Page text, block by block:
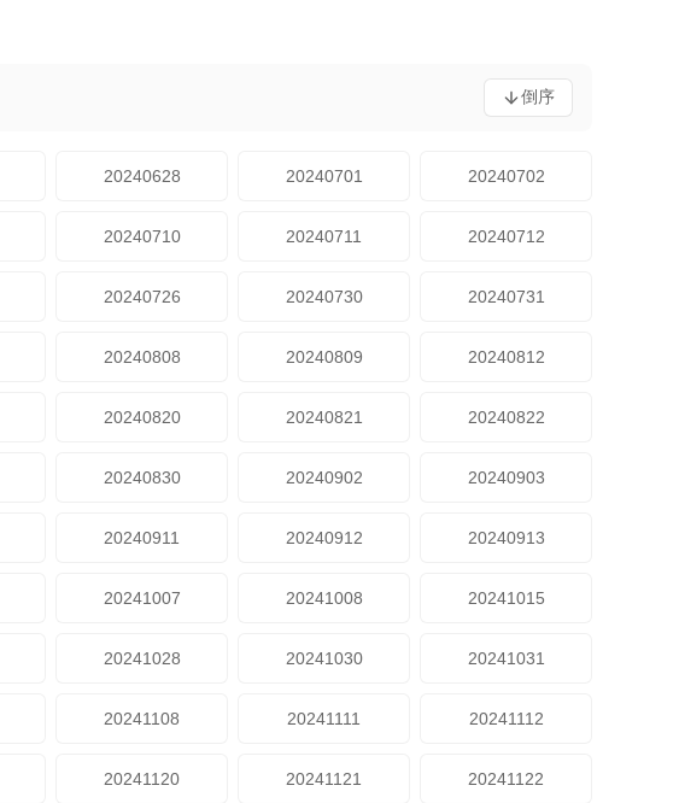
倒序
20240628 20240701 20240702
20240710 20240711 20240712
20240726 20240730 20240731
20240808 20240809 20240812
20240820 20240821 20240822
20240830 20240902 20240903
20240911 20240912 20240913
20241007 20241008 20241015
20241028 20241030 20241031
20241108 20241111 20241112
20241120 20241121 20241122